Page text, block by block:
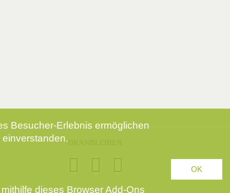
Besucher-Erlebnis ermöglichen
dieses Browser Add-Ons
OK